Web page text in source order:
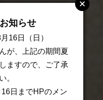
知らせ
16日（日）
が、上記の期間夏
ますので、ご了承
。
日までHPのメン